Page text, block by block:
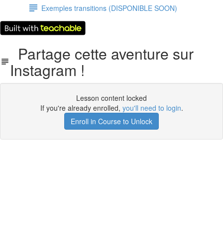
Exemples transitions (DISPONIBLE SOON)
Partage cette aventure sur
Instagram !
Lesson content locked
If you're already enrolled, you'll need to login.
Enroll in Course to Unlock